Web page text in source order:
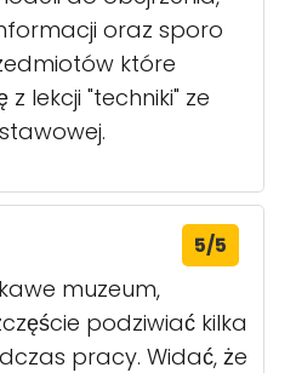
oraz sporo
które
lekcji "techniki" ze
5/5
muzeum,
podziwiać kilka
pracy. Widać, że